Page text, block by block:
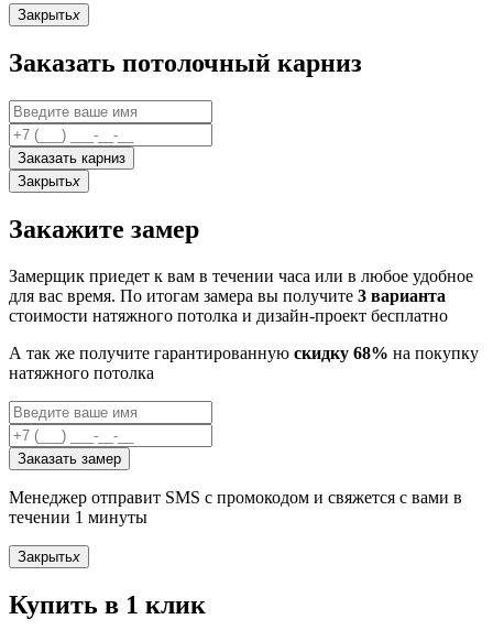
Закрытьx
Заказать потолочный карниз
Заказать карниз
Закрытьx
Закажите замер
Замерщик приедет к вам в течении часа или в любое удобное
для вас время. По итогам замера вы получите 3 варианта
стоимости натяжного потолка и дизайн-проект бесплатно
А так же получите гарантированную скидку 68% на покупку
натяжного потолка
Заказать замер
Менеджер отправит SMS с промокодом и свяжется с вами в
течении 1 минуты
Закрытьx
Купить в 1 клик